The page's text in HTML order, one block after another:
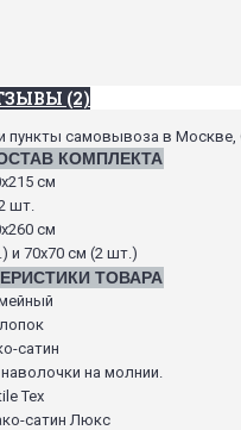
(2)
самовывоза в Москве,
КОМПЛЕКТА
см
шт.
см
и 70х70 см (2 шт.)
ТОВАРА
сатин
на молнии.
Tex
сатин Люкс